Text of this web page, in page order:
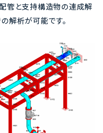
管と支持構造物の連成解
解析が可能です。